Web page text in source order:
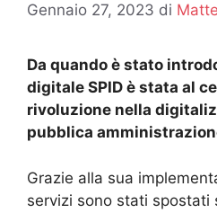
Gennaio 27, 2023 di
Da quando è stato
digitale SPID è stata al
rivoluzione nella
pubblica
Grazie alla sua
servizi sono stati spostati